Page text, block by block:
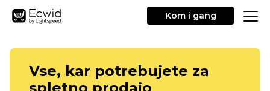
Kom i gang
Vse, kar potrebujete za